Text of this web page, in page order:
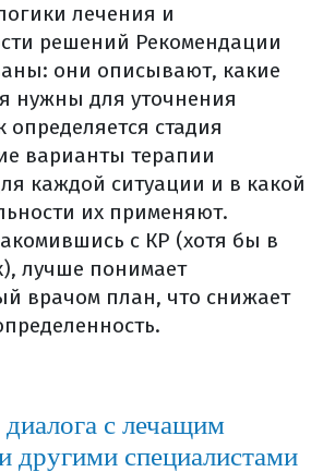
лечения и
решений Рекомендации
они описывают, какие
нужны для уточнения
определяется стадия
варианты терапии
каждой ситуации и в какой
их применяют.
с КР (хотя бы в
лучше понимает
врачом план, что снижает
с лечащим
другими специалистами